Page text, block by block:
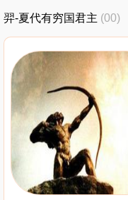
羿-夏代有穷国君主 (00)